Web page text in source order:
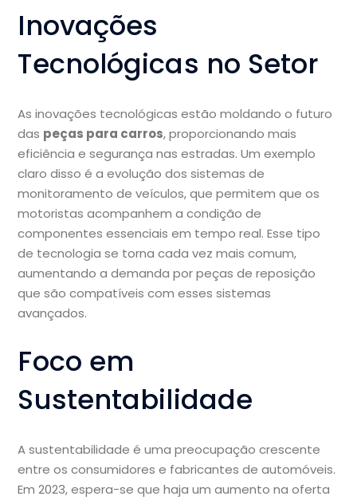
Inovações
Tecnológicas no Setor
As inovações tecnológicas estão moldando o futuro
das peças para carros, proporcionando mais
eficiência e segurança nas estradas. Um exemplo
claro disso é a evolução dos sistemas de
monitoramento de veículos, que permitem que os
motoristas acompanhem a condição de
componentes essenciais em tempo real. Esse tipo
de tecnologia se torna cada vez mais comum,
aumentando a demanda por peças de reposição
que são compatíveis com esses sistemas
avançados.
Foco em
Sustentabilidade
A sustentabilidade é uma preocupação crescente
entre os consumidores e fabricantes de automóveis.
Em 2023, espera-se que haja um aumento na oferta